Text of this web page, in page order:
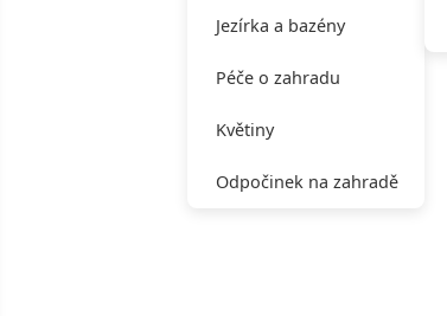
Jezírka a bazény
Péče o zahradu
Květiny
Odpočinek na zahradě